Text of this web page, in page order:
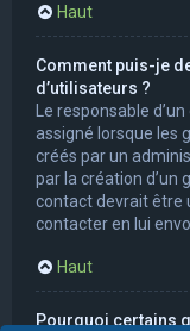
Haut
Comment puis-je
d’utilisateurs ?
Le responsable
assigné lorsque les
créés par un
par la création d’un
contact devrait être
contacter en lui
Haut
Pourquoi certains